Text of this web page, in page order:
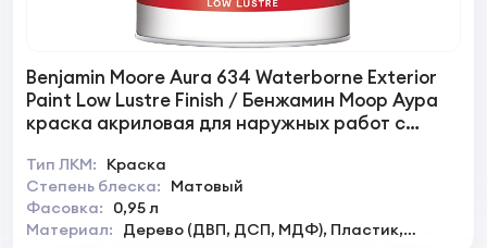
Benjamin Moore Aura 634 Waterborne Exterior
Paint Low Lustre Finish / Бенжамин Моор Аура
краска акриловая для наружных работ с
Тип ЛКМ:
Краска
Степень блеска:
Матовый
Фасовка:
0,95 л
Материал: